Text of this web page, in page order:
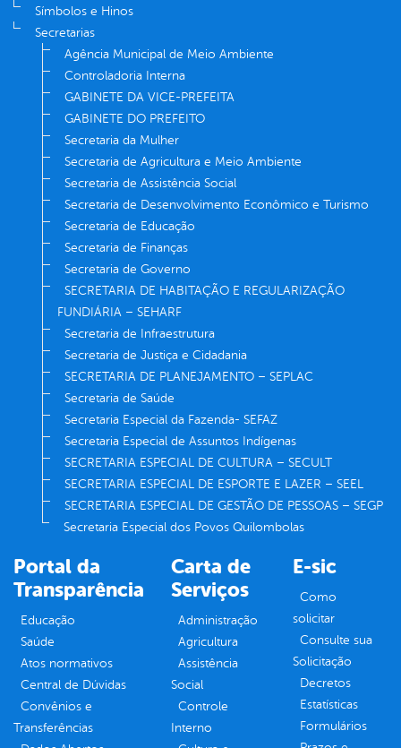
Símbolos e Hinos
Secretarias
Agência Municipal de Meio Ambiente
Controladoria Interna
GABINETE DA VICE-PREFEITA
GABINETE DO PREFEITO
Secretaria da Mulher
Secretaria de Agricultura e Meio Ambiente
Secretaria de Assistência Social
Secretaria de Desenvolvimento Econômico e Turismo
Secretaria de Educação
Secretaria de Finanças
Secretaria de Governo
SECRETARIA DE HABITAÇÃO E REGULARIZAÇÃO
FUNDIÁRIA – SEHARF
Secretaria de Infraestrutura
Secretaria de Justiça e Cidadania
SECRETARIA DE PLANEJAMENTO – SEPLAC
Secretaria de Saúde
Secretaria Especial da Fazenda- SEFAZ
Secretaria Especial de Assuntos Indígenas
SECRETARIA ESPECIAL DE CULTURA – SECULT
SECRETARIA ESPECIAL DE ESPORTE E LAZER – SEEL
SECRETARIA ESPECIAL DE GESTÃO DE PESSOAS – SEGP
Secretaria Especial dos Povos Quilombolas
Portal da
Transparência
Educação
Saúde
Atos normativos
Central de Dúvidas
Convênios e
Transferências
Carta de
Serviços
Administração
Agricultura
Assistência
Social
Controle
Interno
E-sic
Como
solicitar
Consulte sua
Solicitação
Decretos
Estatísticas
Formulários